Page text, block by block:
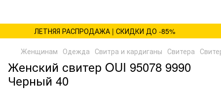
ЛЕТНЯЯ РАСПРОДАЖА | СКИДКИ ДО -85%
Женщинам Одежда Свитра и кардиганы Свитера
Женский свитер OUI 95078 9990
Черный 40